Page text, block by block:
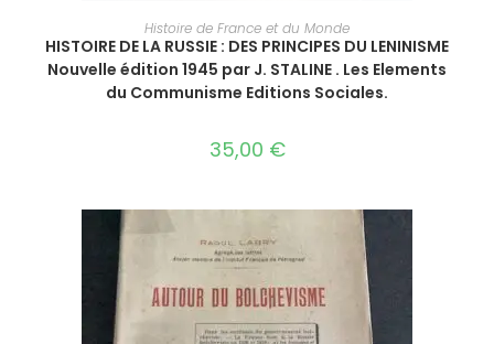
AJOUTER AU PANIER
Histoire de France et du Monde
HISTOIRE DE LA RUSSIE : DES PRINCIPES DU LENINISME
Nouvelle édition 1945 par J. STALINE . Les Elements
du Communisme Editions Sociales.
35,00 €